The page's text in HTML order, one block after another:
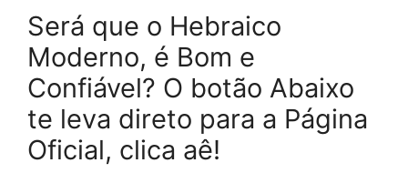
Será que o Hebraico
Moderno, é Bom e
Confiável? O botão Abaixo
te leva direto para a Página
Oficial, clica aê!